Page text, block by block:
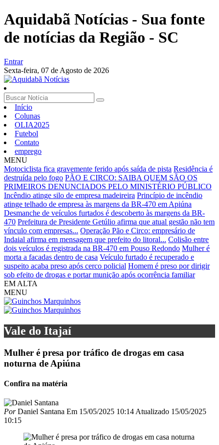
Aquidabã Notícias - Sua fonte
de notícias da Região - SC
Entrar
Sexta-feira, 07 de Agosto de 2026
Início
Colunas
OLIA2025
Futebol
Contato
emprego
MENU
Motociclista fica gravemente ferido após saída de pista Residência é
destruída pelo fogo PÃO E CIRCO: SAIBA QUEM SÃO OS
PRIMEIROS DENUNCIADOS PELO MINISTÉRIO PÚBLICO
Incêndio atinge silo de empresa madeireira Princípio de incêndio
atinge telhado de empresa às margens da BR-470 em Apiúna
Desmanche de veículos furtados é descoberto às margens da BR-
470 Prefeitura de Presidente Getúlio afirma que atual gestão não tem
vínculo com empresas... Operação Pão e Circo: empresário de
Indaial afirma em mensagem que prefeito do litoral... Colisão entre
dois veículos é registrada na BR-470 em Pouso Redondo Mulher é
morta a facadas dentro de casa Veículo furtado é recuperado e
suspeito acaba preso após cerco policial Homem é preso por dirigir
sob efeito de drogas e portar munição após ocorrência familiar
EM ALTA
MENU
Vale do Itajaí
Mulher é presa por tráfico de drogas em casa
noturna de Apiúna
Confira na matéria
PorDaniel Santana Em 15/05/2025 10:14 Atualizado 15/05/2025
10:15